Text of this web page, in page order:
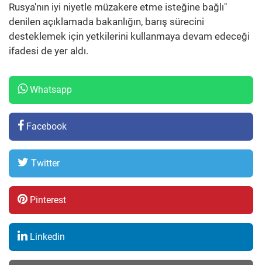
Rusya'nın iyi niyetle müzakere etme isteğine bağlı"
denilen açıklamada bakanlığın, barış sürecini
desteklemek için yetkilerini kullanmaya devam edeceği
ifadesi de yer aldı.
Whatsapp
Facebook
Twitter
Pinterest
Linkedin